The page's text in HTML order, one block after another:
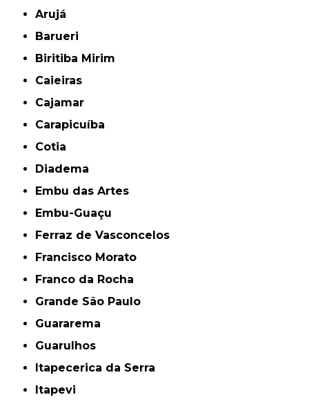
Arujá
Barueri
Biritiba Mirim
Caieiras
Cajamar
Carapicuíba
Cotia
Diadema
Embu das Artes
Embu-Guaçu
Ferraz de Vasconcelos
Francisco Morato
Franco da Rocha
Grande São Paulo
Guararema
Guarulhos
Itapecerica da Serra
Itapevi